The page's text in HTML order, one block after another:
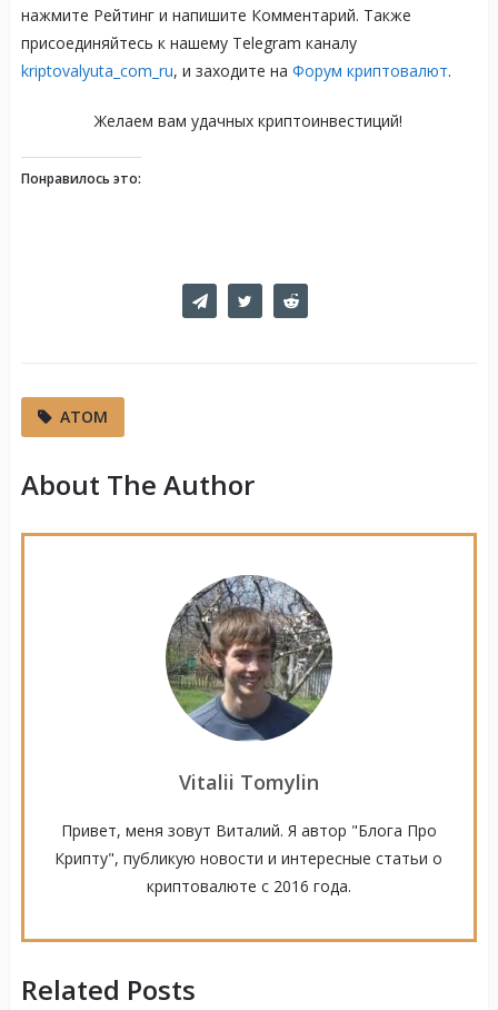
нажмите Рейтинг и напишите Комментарий. Также
присоединяйтесь к нашему Telegram каналу
kriptovalyuta_com_ru, и заходите на Форум криптовалют.
Желаем вам удачных криптоинвестиций!
Понравилось это:
ATOM
About The Author
Vitalii Tomylin
Привет, меня зовут Виталий. Я автор "Блога Про
Крипту", публикую новости и интересные статьи о
криптовалюте с 2016 года.
Related Posts